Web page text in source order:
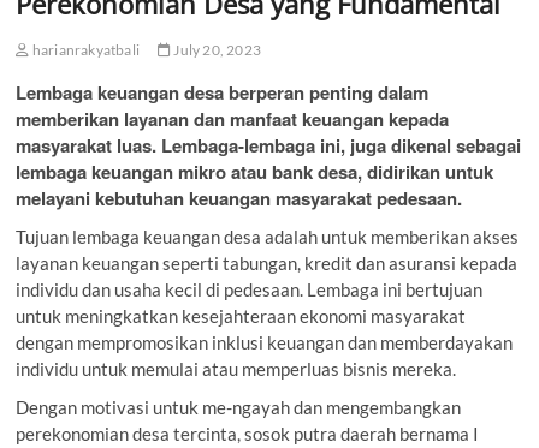
harianrakyatbali July 20, 2023
Lembaga keuangan desa berperan penting dalam
memberikan layanan dan manfaat keuangan kepada
masyarakat luas. Lembaga-lembaga ini, juga dikenal sebagai
lembaga keuangan mikro atau bank desa, didirikan untuk
melayani kebutuhan keuangan masyarakat pedesaan.
Tujuan lembaga keuangan desa adalah untuk memberikan akses
layanan keuangan seperti tabungan, kredit dan asuransi kepada
individu dan usaha kecil di pedesaan. Lembaga ini bertujuan
untuk meningkatkan kesejahteraan ekonomi masyarakat
dengan mempromosikan inklusi keuangan dan memberdayakan
individu untuk memulai atau memperluas bisnis mereka.
Dengan motivasi untuk me-ngayah dan mengembangkan
perekonomian desa tercinta, sosok putra daerah bernama I